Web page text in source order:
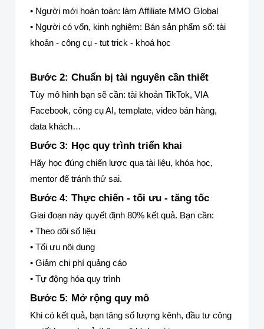
• Người mới hoàn toàn: làm Affiliate MMO Global
• Người có vốn, kinh nghiệm: Bán sản phẩm số: tài
khoản - công cụ - tut trick - khoá học
Bước 2: Chuẩn bị tài nguyên cần thiết
Tùy mô hình bạn sẽ cần: tài khoản TikTok, VIA
Facebook, công cụ AI, template, video bán hàng,
data khách…
Bước 3: Học quy trình triển khai
Hãy học đúng chiến lược qua tài liệu, khóa học,
mentor để tránh thử sai.
Bước 4: Thực chiến - tối ưu - tăng tốc
Giai đoạn này quyết định 80% kết quả. Bạn cần:
• Theo dõi số liệu
• Tối ưu nội dung
• Giảm chi phí quảng cáo
• Tự động hóa quy trình
Bước 5: Mở rộng quy mô
Khi có kết quả, bạn tăng số lượng kênh, đầu tư công